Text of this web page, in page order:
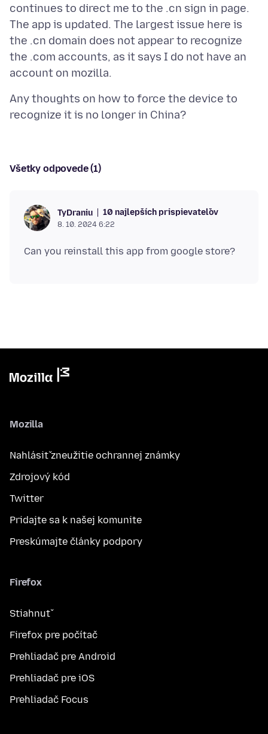
continues to direct me to the .cn sign in page.
The app is updated. The largest issue here is
the .cn domain does not appear to recognize
the .com accounts, as it says I do not have an
Any thoughts on how to force the device to
Všetky odpovede (1)
TyDraniu 10 najlepších prispievateľov
8. 10. 2024 6:22
Mozilla
Nahlásiť zneužitie ochrannej známky
Zdrojový kód
Twitter
Pridajte sa k našej komunite
Preskúmajte články podpory
Firefox
Stiahnuť
Firefox pre počítač
Prehliadač pre Android
Prehliadač pre iOS
Prehliadač Focus